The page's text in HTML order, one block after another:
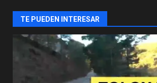
TE PUEDEN INTERESAR